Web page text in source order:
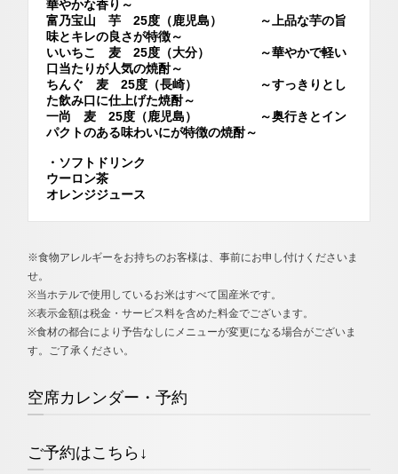
華やかな香り～
富乃宝山 芋 25度（鹿児島） ～上品な芋の旨
味とキレの良さが特徴～
いいちこ 麦 25度（大分） ～華やかで軽い
口当たりが人気の焼酎～
ちんぐ 麦 25度（長崎） ～すっきりとし
た飲み口に仕上げた焼酎～
一尚 麦 25度（鹿児島） ～奥行きとイン
パクトのある味わいにが特徴の焼酎～
・ソフトドリンク
ウーロン茶
オレンジジュース
※食物アレルギーをお持ちのお客様は、事前にお申し付けくださいま
せ。
※当ホテルで使用しているお米はすべて国産米です。
※表示金額は税金・サービス料を含めた料金でございます。
※食材の都合により予告なしにメニューが変更になる場合がございま
す。ご了承ください。
空席カレンダー・予約
ご予約はこちら↓